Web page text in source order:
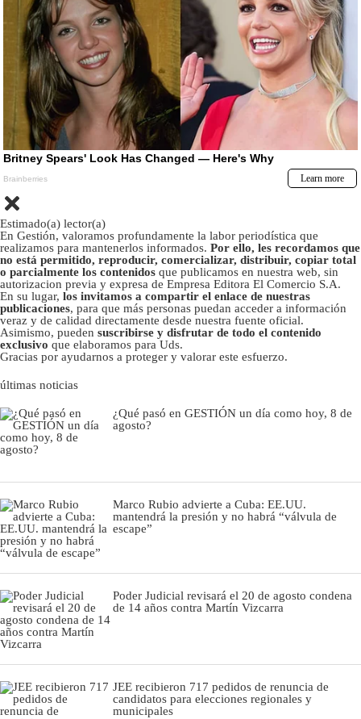
Estimado(a) lector(a)
En Gestión, valoramos profundamente la labor periodística que
realizamos para mantenerlos informados. Por ello, les recordamos que
no está permitido, reproducir, comercializar, distribuir, copiar total
o parcialmente los contenidos que publicamos en nuestra web, sin
autorizacion previa y expresa de Empresa Editora El Comercio S.A.
En su lugar, los invitamos a compartir el enlace de nuestras
publicaciones, para que más personas puedan acceder a información
veraz y de calidad directamente desde nuestra fuente oficial.
Asimismo, pueden suscribirse y disfrutar de todo el contenido
exclusivo que elaboramos para Uds.
Gracias por ayudarnos a proteger y valorar este esfuerzo.
últimas noticias
¿Qué pasó en GESTIÓN un día como hoy, 8 de
agosto?
Marco Rubio advierte a Cuba: EE.UU.
mantendrá la presión y no habrá “válvula de
escape”
Poder Judicial revisará el 20 de agosto condena
de 14 años contra Martín Vizcarra
JEE recibieron 717 pedidos de renuncia de
candidatos para elecciones regionales y
municipales